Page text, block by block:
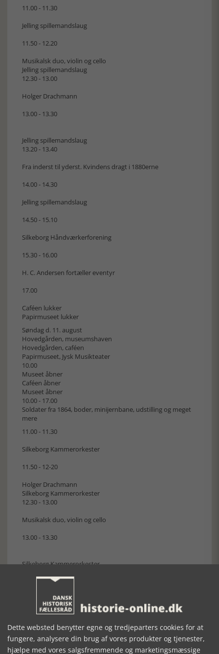
11.00 - 11.30
Jelling spillemandslaug
11.50 - 12.20
Musikalsk duo, violin og cello
Jelling spillemandslaug
12.30 - 13.00
Holger Drachmann
13.00 - 13.30
Jelling spillemandslaug
13.20 - 13.40
Fra inderst til yderst. Kvindens dragt i 1880erne
14.00 - 14.30
Jelling spillemandslaug
14.50 - 15.10
Silkeborg Håndværkerforening
15.30 - 16.00
H. C. Andersen fortæller eventyr
17.00
Caféen lukker
Papirmuseet lukker
Søndag d. 11. august
Hovedgården, museumshaven
Hovedgården, caféen
Papirmuseet, Jysk Musikteater
10.00
Museet åbner
Caféen åbner
Museet åbner
10.00 - 17.00
Soldater fra 1864, boder, minijernbane, udstilling og meget
mere
11.00 - 11.30
Silkeborg Kammerorkester
11.50 - 12-20
Holger Drachmann
Silkeborg Kammerorkester
12.30 - 13.00
Musikalsk duo, violin og cello
13.00 - 13.30
Silkeborg Kammerorkester
14.00 - 14.30
Silkeborg Kammerorkester
14.50 - 15.10
Dette websted benytter egne og tredjeparters cookies for at
fungere, analysere din brug af vores produkter og tjenester,
hjælpe med vores salgsfremmende og marketingsmæssige